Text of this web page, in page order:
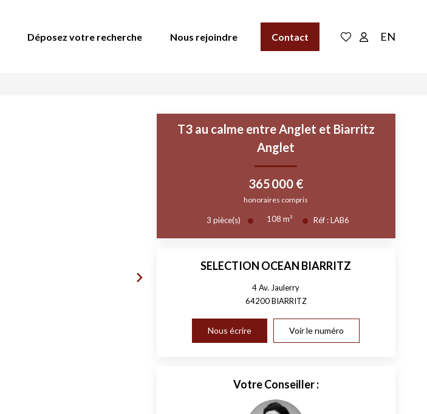
Déposez votre recherche Nous rejoindre Contact EN
T3 au calme entre Anglet et Biarritz
Anglet
365 000 €
honoraires compris
3 pièce(s) 108 m² Réf :LAB6
SELECTION OCEAN BIARRITZ
4 Av. Jaulerry
64200BIARRITZ
Nous écrire Voir le numéro
Votre Conseiller :